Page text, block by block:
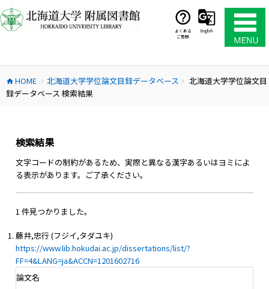
ン
テ
ス
キ
よくある
ご質問
English
home HOME chevron_right 北海道大学学位論文目録データベース chevron_right
北海道大学学位論文目
録データベース 検索結果
検索結果
文字コードの制約があるため、実際と異なる漢字あるいはヨミによ
る表示があります。ご了承ください。
1 件見つかりました。
藤井,忠行 (フジイ,タダユキ)
https://www.lib.hokudai.ac.jp/dissertations/list/?
FF=4&LANG=ja&ACCN=1201602716
論文名